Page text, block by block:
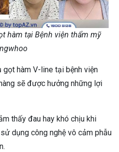
hàm tại Bệnh viện thẩm mỹ
gọt hàm V-line tại bệnh viện
sẽ được hưởng những lợi
thấy đau hay khó chịu khi
dụng công nghệ vô cảm phẫu